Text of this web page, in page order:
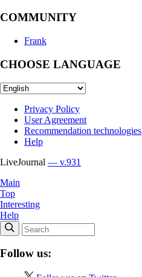
COMMUNITY
Frank
CHOOSE LANGUAGE
Privacy Policy
User Agreement
Recommendation technologies
Help
LiveJournal — v.931
Main
Top
Interesting
Help
Follow us: